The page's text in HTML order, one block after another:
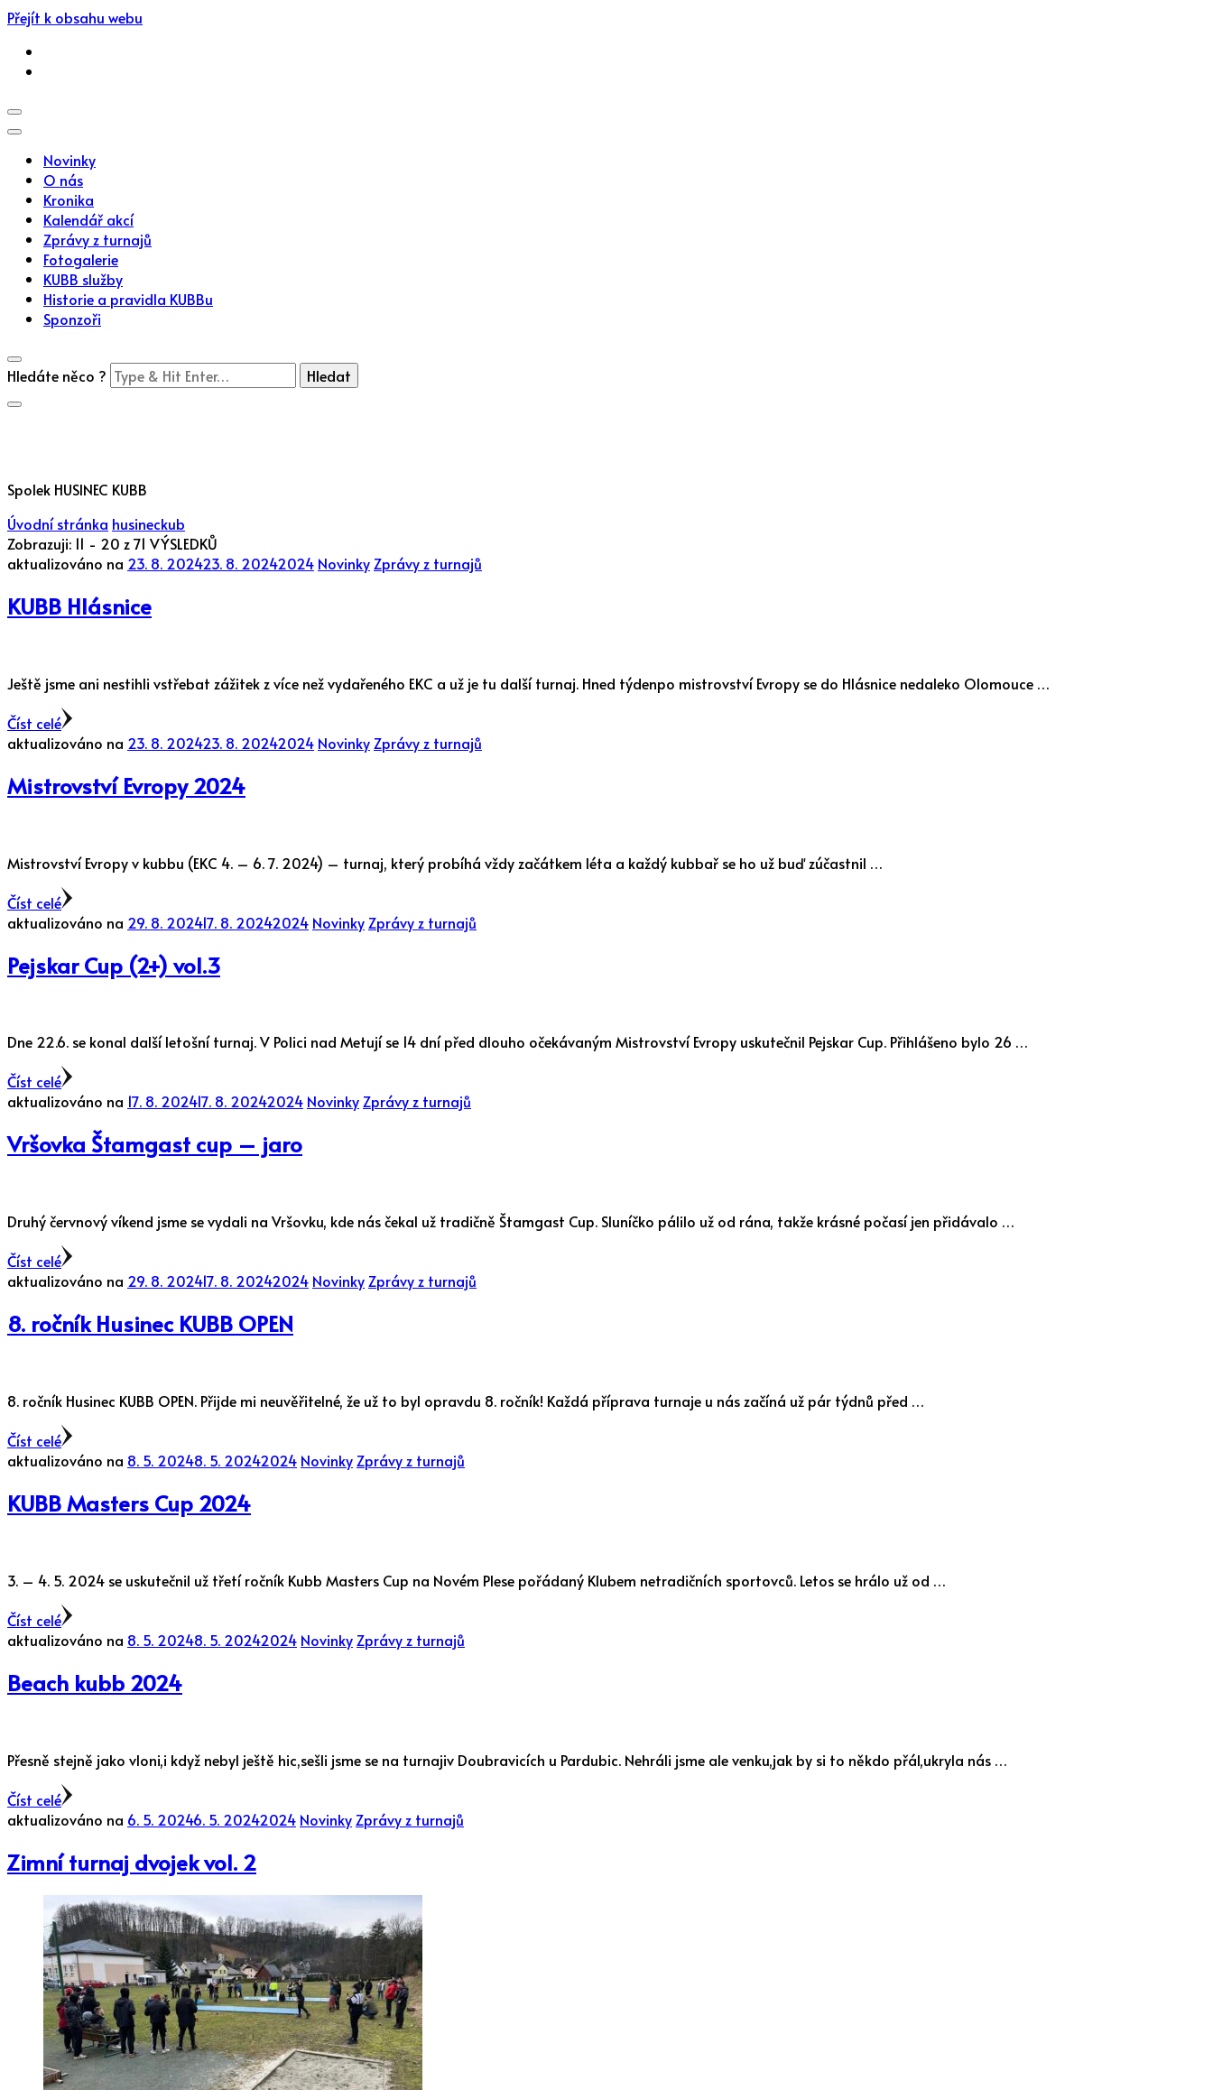
Přejít k obsahu webu
Novinky
O nás
Kronika
Kalendář akcí
Zprávy z turnajů
Fotogalerie
KUBB služby
Historie a pravidla KUBBu
Sponzoři
Hledáte něco ?
Spolek HUSINEC KUBB
Úvodní stránka husineckub
Zobrazuji: 11 - 20 z 71 VÝSLEDKŮ
aktualizováno na 23. 8. 202423. 8. 20242024 Novinky Zprávy z turnajů
KUBB Hlásnice
Ještě jsme ani nestihli vstřebat zážitek z více než vydařeného EKC a už je tu další turnaj. Hned týdenpo mistrovství Evropy se do Hlásnice nedaleko Olomouce …
Číst celé
aktualizováno na 23. 8. 202423. 8. 20242024 Novinky Zprávy z turnajů
Mistrovství Evropy 2024
Mistrovství Evropy v kubbu (EKC 4. – 6. 7. 2024) – turnaj, který probíhá vždy začátkem léta a každý kubbař se ho už buď zúčastnil …
Číst celé
aktualizováno na 29. 8. 202417. 8. 20242024 Novinky Zprávy z turnajů
Pejskar Cup (2+) vol.3
Dne 22.6. se konal další letošní turnaj. V Polici nad Metují se 14 dní před dlouho očekávaným Mistrovství Evropy uskutečnil Pejskar Cup. Přihlášeno bylo 26 …
Číst celé
aktualizováno na 17. 8. 202417. 8. 20242024 NovinkyZprávy z turnajů
Vršovka Štamgast cup – jaro
Druhý červnový víkend jsme se vydali na Vršovku, kde nás čekal už tradičně Štamgast Cup. Sluníčko pálilo už od rána, takže krásné počasí jen přidávalo …
Číst celé
aktualizováno na 29. 8. 202417. 8. 20242024 Novinky Zprávy z turnajů
8. ročník Husinec KUBB OPEN
8. ročník Husinec KUBB OPEN. Přijde mi neuvěřitelné, že už to byl opravdu 8. ročník! Každá příprava turnaje u nás začíná už pár týdnů před …
Číst celé
aktualizováno na 8. 5. 20248. 5. 20242024 Novinky Zprávy z turnajů
KUBB Masters Cup 2024
3. – 4. 5. 2024 se uskutečnil už třetí ročník Kubb Masters Cup na Novém Plese pořádaný Klubem netradičních sportovců. Letos se hrálo už od …
Číst celé
aktualizováno na 8. 5. 20248. 5. 20242024 Novinky Zprávy z turnajů
Beach kubb 2024
Přesně stejně jako vloni,i když nebyl ještě hic,sešli jsme se na turnajiv Doubravicích u Pardubic. Nehráli jsme ale venku,jak by si to někdo přál,ukryla nás …
Číst celé
aktualizováno na 6. 5. 20246. 5. 20242024 Novinky Zprávy z turnajů
Zimní turnaj dvojek vol. 2